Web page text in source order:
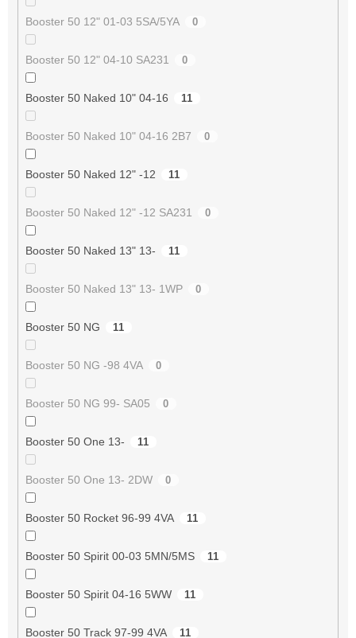
Booster 50 12" 01-03 5SA/5YA 0
Booster 50 12" 04-10 SA231 0
Booster 50 Naked 10" 04-16 11
Booster 50 Naked 10" 04-16 2B7 0
Booster 50 Naked 12" -12 11
Booster 50 Naked 12" -12 SA231 0
Booster 50 Naked 13" 13- 11
Booster 50 Naked 13" 13- 1WP 0
Booster 50 NG 11
Booster 50 NG -98 4VA 0
Booster 50 NG 99- SA05 0
Booster 50 One 13- 11
Booster 50 One 13- 2DW 0
Booster 50 Rocket 96-99 4VA 11
Booster 50 Spirit 00-03 5MN/5MS 11
Booster 50 Spirit 04-16 5WW 11
Booster 50 Track 97-99 4VA 11